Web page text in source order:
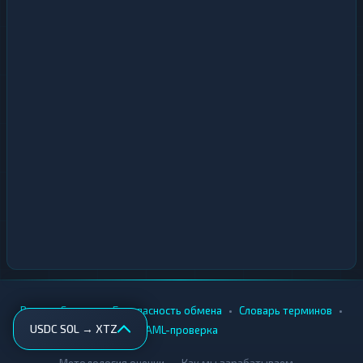
USDC SOL → XTZ
Вики • Города • Безопасность обмена • Словарь терминов •
AML-проверка